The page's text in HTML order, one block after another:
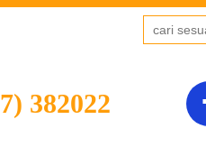
382022